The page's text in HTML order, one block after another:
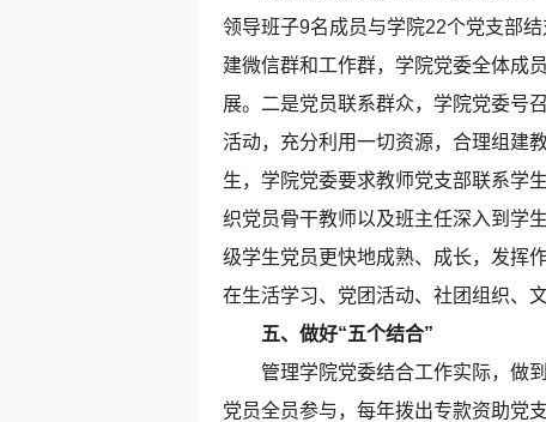
领导班子9名成员与学院22个党支部
建微信群和工作群，学院党委全体成
展。二是党员联系群众，学院党委号
活动，充分利用一切资源，合理组建
生，学院党委要求教师党支部联系学
织党员骨干教师以及班主任深入到学
级学生党员更快地成熟、成长，发挥
在生活学习、党团活动、社团组织、
五、做好“五个结合”
管理学院党委结合工作实际，做到
党员全员参与，每年拨出专款资助党